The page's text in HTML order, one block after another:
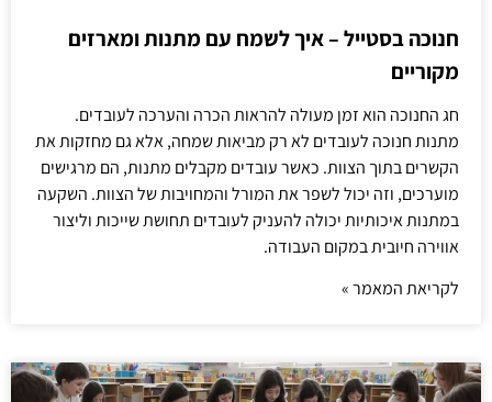
חנוכה בסטייל – איך לשמח עם מתנות ומארזים
מקוריים
חג החנוכה הוא זמן מעולה להראות הכרה והערכה לעובדים.
מתנות חנוכה לעובדים לא רק מביאות שמחה, אלא גם מחזקות את
הקשרים בתוך הצוות. כאשר עובדים מקבלים מתנות, הם מרגישים
מוערכים, וזה יכול לשפר את המורל והמחויבות של הצוות. השקעה
במתנות איכותיות יכולה להעניק לעובדים תחושת שייכות וליצור
אווירה חיובית במקום העבודה.
לקריאת המאמר »